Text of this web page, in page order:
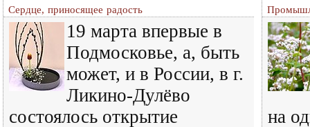
Сердце, приносящее радость
19 марта впервые в
Подмосковье, а, быть
может, и в России, в г.
Ликино-Дулёво
состоялось открытие
на